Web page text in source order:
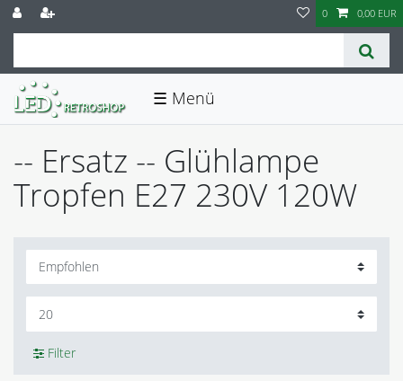
0 0,00 EUR
☰
-- Ersatz -- Glühlampe
Tropfen E27 230V 120W
Filter